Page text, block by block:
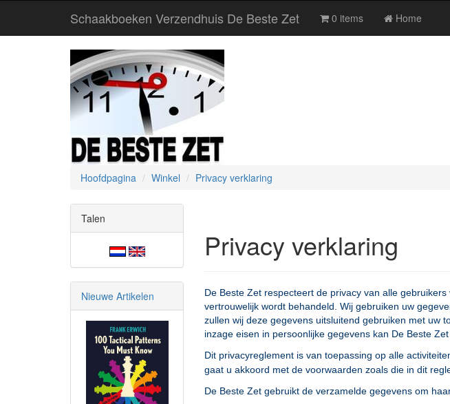
Schaakboeken Verzendhuis De Beste Zet 0 items Home
Hoofdpagina Winkel Privacy verklaring
Privacy verklaring
De Beste Zet respecteert de privacy van alle
vertrouwelijk wordt behandeld. Wij gebruiken uw
zullen wij deze gegevens uitsluitend gebruiken met uw
inzage eisen in persoonlijke gegevens kan De Beste
Dit privacyreglement is van toepassing op alle
gaat u akkoord met de voorwaarden zoals die in dit
De Beste Zet gebruikt de verzamelde gegevens om
Talen
Nieuwe Artikelen